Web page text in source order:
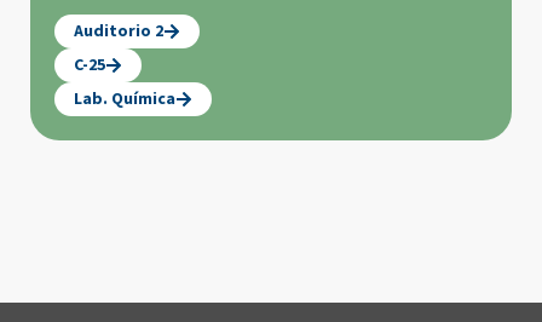
Auditorio 2
C-25
Lab. Química